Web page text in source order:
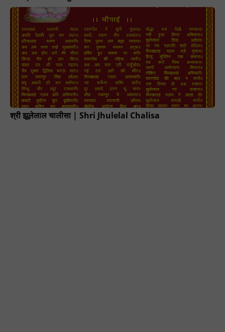
श्री झूलेलाल चालीसा | Shri Jhulelal Chalisa